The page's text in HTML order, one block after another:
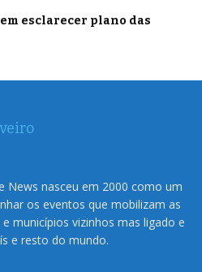
esclarecer plano das
News nasceu em 2000 como um
os eventos que mobilizam as
municípios vizinhos mas ligado e
e resto do mundo.